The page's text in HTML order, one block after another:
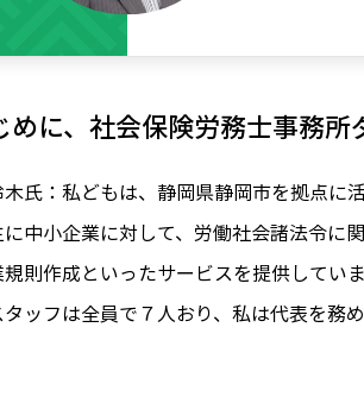
に、社会保険労務士事務所
氏：私どもは、静岡県静岡市を拠点に
に中小企業に対して、労働社会諸法令に
規則作成といったサービスを提供していま
タッフは全員で７人おり、私は代表を務め